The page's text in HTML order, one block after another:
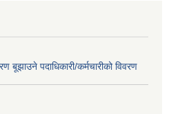
पदाधिकारी/कर्मचारीको विवरण